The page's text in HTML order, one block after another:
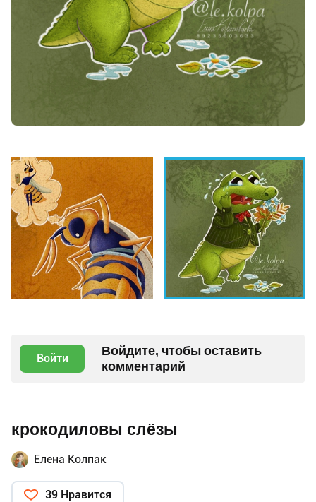
Войти
Войдите, чтобы оставить
комментарий
крокодиловы слёзы
Елена Колпак
39 Нравится